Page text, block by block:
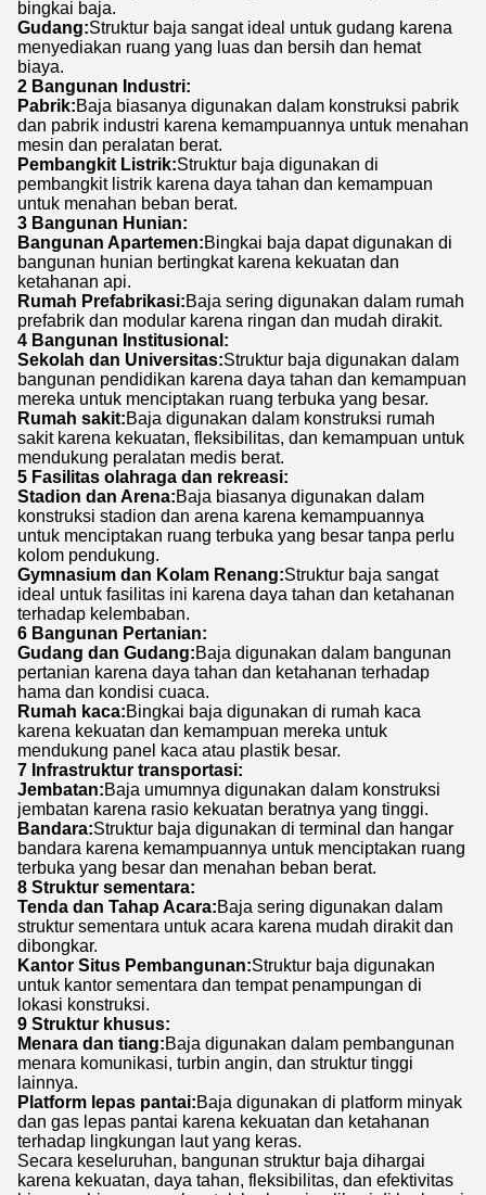
bingkai baja.
Gudang:Struktur baja sangat ideal untuk gudang karena
menyediakan ruang yang luas dan bersih dan hemat
biaya.
2 Bangunan Industri:
Pabrik:Baja biasanya digunakan dalam konstruksi pabrik
dan pabrik industri karena kemampuannya untuk menahan
mesin dan peralatan berat.
Pembangkit Listrik:Struktur baja digunakan di
pembangkit listrik karena daya tahan dan kemampuan
untuk menahan beban berat.
3 Bangunan Hunian:
Bangunan Apartemen:Bingkai baja dapat digunakan di
bangunan hunian bertingkat karena kekuatan dan
ketahanan api.
Rumah Prefabrikasi:Baja sering digunakan dalam rumah
prefabrik dan modular karena ringan dan mudah dirakit.
4 Bangunan Institusional:
Sekolah dan Universitas:Struktur baja digunakan dalam
bangunan pendidikan karena daya tahan dan kemampuan
mereka untuk menciptakan ruang terbuka yang besar.
Rumah sakit:Baja digunakan dalam konstruksi rumah
sakit karena kekuatan, fleksibilitas, dan kemampuan untuk
mendukung peralatan medis berat.
5 Fasilitas olahraga dan rekreasi:
Stadion dan Arena:Baja biasanya digunakan dalam
konstruksi stadion dan arena karena kemampuannya
untuk menciptakan ruang terbuka yang besar tanpa perlu
kolom pendukung.
Gymnasium dan Kolam Renang:Struktur baja sangat
ideal untuk fasilitas ini karena daya tahan dan ketahanan
terhadap kelembaban.
6 Bangunan Pertanian:
Gudang dan Gudang:Baja digunakan dalam bangunan
pertanian karena daya tahan dan ketahanan terhadap
hama dan kondisi cuaca.
Rumah kaca:Bingkai baja digunakan di rumah kaca
karena kekuatan dan kemampuan mereka untuk
mendukung panel kaca atau plastik besar.
7 Infrastruktur transportasi:
Jembatan:Baja umumnya digunakan dalam konstruksi
jembatan karena rasio kekuatan beratnya yang tinggi.
Bandara:Struktur baja digunakan di terminal dan hangar
bandara karena kemampuannya untuk menciptakan ruang
terbuka yang besar dan menahan beban berat.
8 Struktur sementara:
Tenda dan Tahap Acara:Baja sering digunakan dalam
struktur sementara untuk acara karena mudah dirakit dan
dibongkar.
Kantor Situs Pembangunan:Struktur baja digunakan
untuk kantor sementara dan tempat penampungan di
lokasi konstruksi.
9 Struktur khusus:
Menara dan tiang:Baja digunakan dalam pembangunan
menara komunikasi, turbin angin, dan struktur tinggi
lainnya.
Platform lepas pantai:Baja digunakan di platform minyak
dan gas lepas pantai karena kekuatan dan ketahanan
terhadap lingkungan laut yang keras.
Secara keseluruhan, bangunan struktur baja dihargai
karena kekuatan, daya tahan, fleksibilitas, dan efektivitas